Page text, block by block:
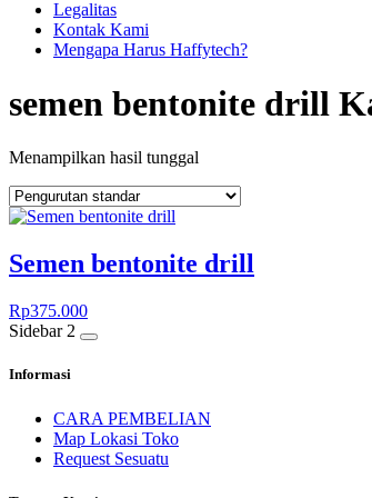
Legalitas
Kontak Kami
Mengapa Harus Haffytech?
semen bentonite drill
Menampilkan hasil tunggal
Semen bentonite drill
Rp375.000
Sidebar 2
Informasi
CARA PEMBELIAN
Map Lokasi Toko
Request Sesuatu